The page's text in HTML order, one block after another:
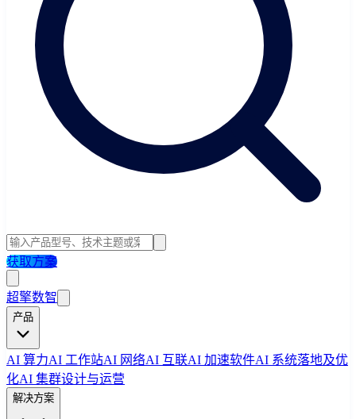
获取方案
超擎数智
产品
AI 算力AI 工作站AI 网络AI 互联AI 加速软件AI 系统落地及优
化AI 集群设计与运营
解决方案